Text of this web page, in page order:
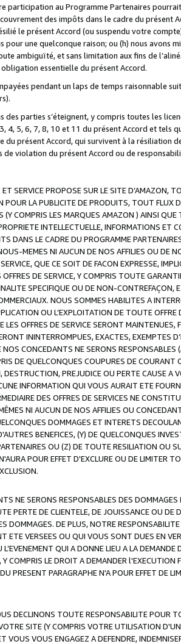
participation au Programme Partenaires
des impôts dans le cadre du présent
le présent Accord (ou suspendu votre
une quelconque raison; ou (h) nous avons
ambiguïté, et sans limitation aux fins de
essentielle du présent Accord.
pendant un laps de temps raisonnable
parties s’éteignent, y compris toutes les
5, 6, 7, 8, 10 et 11 du présent Accord et tels
présent Accord, qui survivent à la résiliation
violation du présent Accord ou de
SERVICE PROPOSE SUR LE SITE D’AMAZON,
LA PUBLICITE DE PRODUITS, TOUT FLUX
COMPRIS LES MARQUES AMAZON ) AINSI
INTELLECTUELLE, INFORMATIONS ET
DANS LE CADRE DU PROGRAMME
MEMES NI AUCUN DE NOS AFFILIES OU DE
QUE CE SOIT DE FACON EXPRESSE,
DE SERVICE, Y COMPRIS TOUTE
SPECIFIQUE OU DE NON-
NOUS SOMMES HABILITES A
OU L’EXPLOITATION DE TOUTE
OFFRES DE SERVICE SERONT
ININTERROMPUES, EXACTES,
CONCEDANTS NE SERONS
DE QUELCONQUES COUPURES DE
PREJUDICE OU PERTE CAUSE A
INFORMATION QUI VOUS AURAIT ETE
DES OFFRES DE SERVICES NE
NI AUCUN DE NOS AFFILIES OU
DOMMAGES ET INTERETS
BENEFICES, (Y) DE QUELCONQUES
OU (Z) DE TOUTE RESILIATION OU
POUR EFFET D'EXCLURE OU DE LIMITER
NE SERONS RESPONSABLES DES
PERTE DE CLIENTELE, DE JOUISSANCE OU DE
DOMMAGES. DE PLUS, NOTRE
ETE VERSEES OU QUI VOUS SONT DUES EN
QUI A DONNE LIEU A LA
COMPRIS LE DROIT A DEMANDER
PRESENT PARAGRAPHE N'A POUR EFFET DE
DECLINONS TOUTE RESPONSABILITE POUR
SITE (Y COMPRIS VOTRE UTILISATION
VOUS ENGAGEZ A DEFENDRE,